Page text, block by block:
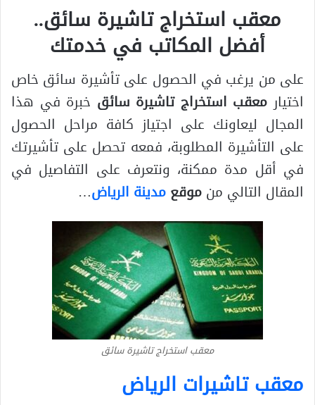
معقب استخراج تاشيرة سائق..
أفضل المكاتب في خدمتك
على من يرغب في الحصول على تأشيرة سائق خاص
اختيار معقب استخراج تاشيرة سائق خبرة في هذا
المجال ليعاونك على اجتياز كافة مراحل الحصول
على التأشيرة المطلوبة، فمعه تحصل على تأشيرتك
في أقل مدة ممكنة، ونتعرف على التفاصيل في
المقال التالي منموقعمدينة الرياض…
معقب استخراج تاشيرة سائق
معقب تاشيرات الرياض